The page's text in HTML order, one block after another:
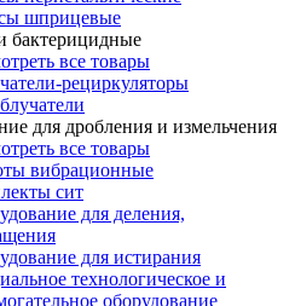
шприцевые
бактерицидные
все товары
рециркуляторы
для дробления и измельчения
все товары
вибрационные
сит
для деления,
для истирания
технологическое и
оборудование